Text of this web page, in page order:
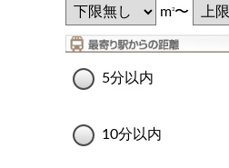
m2〜
5分以内
10分以内